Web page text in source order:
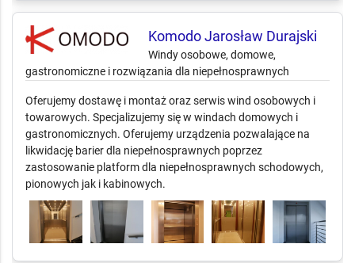
Komodo Jarosław Durajski
Windy osobowe, domowe,
gastronomiczne i rozwiązania dla niepełnosprawnych
Oferujemy dostawę i montaż oraz serwis wind osobowych i
towarowych. Specjalizujemy się w windach domowych i
gastronomicznych. Oferujemy urządzenia pozwalające na
likwidację barier dla niepełnosprawnych poprzez
zastosowanie platform dla niepełnosprawnych schodowych,
pionowych jak i kabinowych.